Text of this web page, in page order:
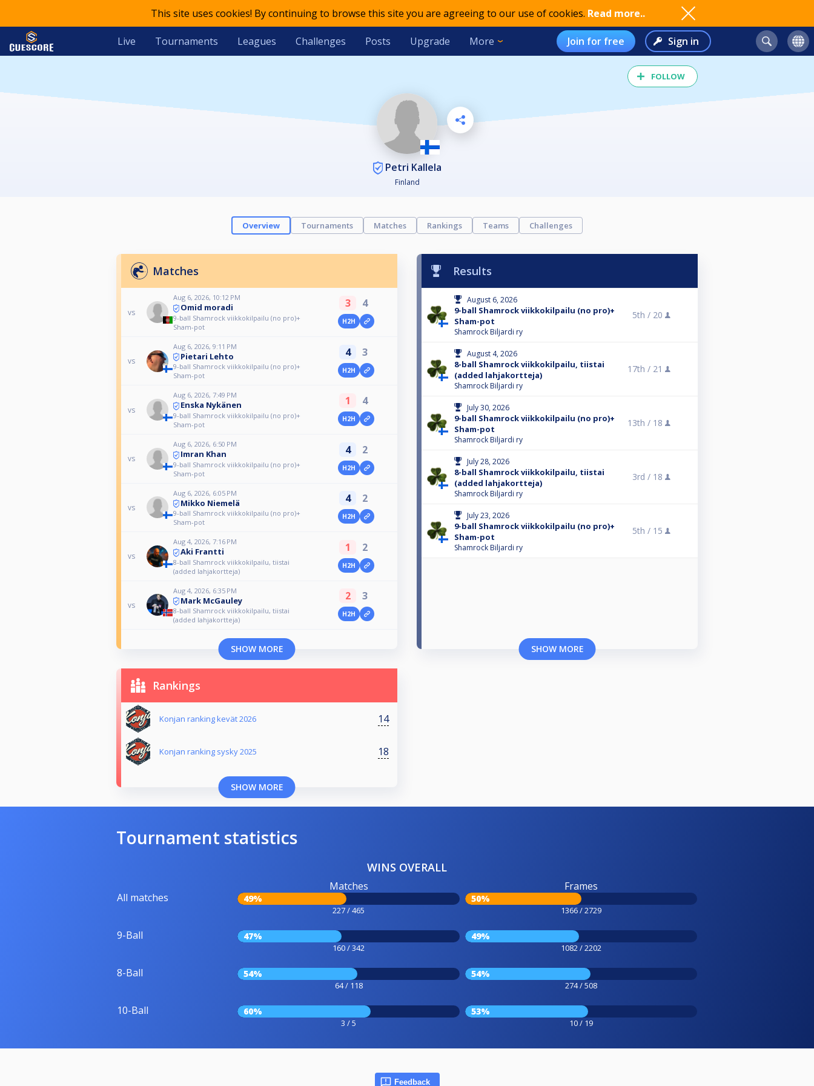
This site uses cookies! By continuing to browse this site you are agreeing to our use of cookies. Read more..
Live Tournaments Leagues Challenges Posts Upgrade More Join for free Sign in
FOLLOW
Petri Kallela
Finland
Overview Tournaments Matches Rankings Teams Challenges
Matches
vs
Aug 6, 2026, 10:12 PM
Omid moradi
9-ball Shamrock viikkokilpailu (no pro)+
Sham-pot
3 4
H2H
vs
Aug 6, 2026, 9:11 PM
Pietari Lehto
9-ball Shamrock viikkokilpailu (no pro)+
Sham-pot
4 3
H2H
vs
Aug 6, 2026, 7:49 PM
Enska Nykänen
9-ball Shamrock viikkokilpailu (no pro)+
Sham-pot
1 4
H2H
vs
Aug 6, 2026, 6:50 PM
Imran Khan
9-ball Shamrock viikkokilpailu (no pro)+
Sham-pot
4 2
H2H
vs
Aug 6, 2026, 6:05 PM
Mikko Niemelä
9-ball Shamrock viikkokilpailu (no pro)+
Sham-pot
4 2
H2H
vs
Aug 4, 2026, 7:16 PM
Aki Frantti
8-ball Shamrock viikkokilpailu, tiistai
(added lahjakortteja)
1 2
H2H
vs
Aug 4, 2026, 6:35 PM
Mark McGauley
8-ball Shamrock viikkokilpailu, tiistai
(added lahjakortteja)
2 3
H2H
SHOW MORE
Results
August 6, 2026
9-ball Shamrock viikkokilpailu (no pro)+
Sham-pot
Shamrock Biljardi ry
5th / 20
August 4, 2026
8-ball Shamrock viikkokilpailu, tiistai
(added lahjakortteja)
Shamrock Biljardi ry
17th / 21
July 30, 2026
9-ball Shamrock viikkokilpailu (no pro)+
Sham-pot
Shamrock Biljardi ry
13th / 18
July 28, 2026
8-ball Shamrock viikkokilpailu, tiistai
(added lahjakortteja)
Shamrock Biljardi ry
3rd / 18
July 23, 2026
9-ball Shamrock viikkokilpailu (no pro)+
Sham-pot
Shamrock Biljardi ry
5th / 15
SHOW MORE
Rankings
Konjan ranking kevät 2026 14
Konjan ranking sysky 2025 18
SHOW MORE
Tournament statistics
WINS OVERALL
All matches
Matches
49%
227 / 465
Frames
50%
1366 / 2729
9-Ball 47%
160 / 342
49%
1082 / 2202
8-Ball 54%
64 / 118
54%
274 / 508
10-Ball 60%
3 / 5
53%
10 / 19
Feedback